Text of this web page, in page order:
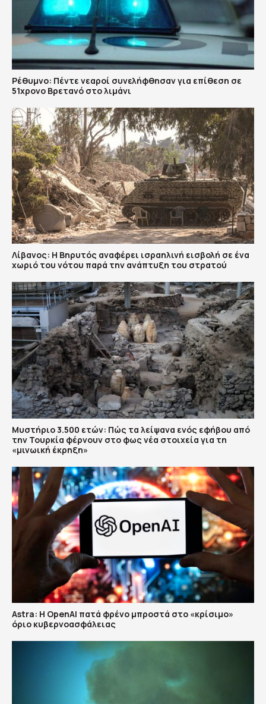
Ρέθυμνο: Πέντε νεαροί συνελήφθησαν για επίθεση σε
51χρονο Βρετανό στο λιμάνι
Λίβανος: Η Βηρυτός αναφέρει ισραηλινή εισβολή σε ένα
χωριό του νότου παρά την ανάπτυξη του στρατού
Μυστήριο 3.500 ετών: Πώς τα λείψανα ενός εφήβου από
την Τουρκία φέρνουν στο φως νέα στοιχεία για τη
«μινωική έκρηξη»
Astra: Η OpenAI πατά φρένο μπροστά στο «κρίσιμο»
όριο κυβερνοασφάλειας